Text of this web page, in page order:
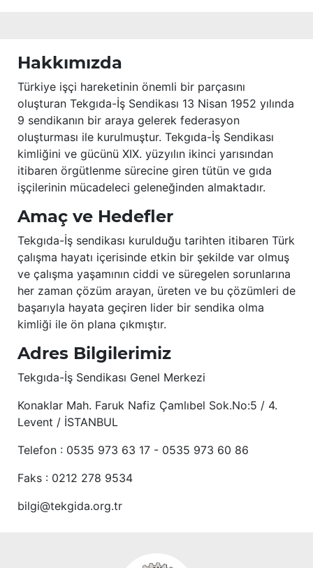
Hakkımızda
Türkiye işçi hareketinin önemli bir parçasını
oluşturan Tekgıda-İş Sendikası 13 Nisan 1952 yılında
9 sendikanın bir araya gelerek federasyon
oluşturması ile kurulmuştur. Tekgıda-İş Sendikası
kimliğini ve gücünü XIX. yüzyılın ikinci yarısından
itibaren örgütlenme sürecine giren tütün ve gıda
işçilerinin mücadeleci geleneğinden almaktadır.
Amaç ve Hedefler
Tekgıda-İş sendikası kurulduğu tarihten itibaren Türk
çalışma hayatı içerisinde etkin bir şekilde var olmuş
ve çalışma yaşamının ciddi ve süregelen sorunlarına
her zaman çözüm arayan, üreten ve bu çözümleri de
başarıyla hayata geçiren lider bir sendika olma
kimliği ile ön plana çıkmıştır.
Adres Bilgilerimiz
Tekgıda-İş Sendikası Genel Merkezi
Konaklar Mah. Faruk Nafiz Çamlıbel Sok.No:5 / 4.
Levent / İSTANBUL
Telefon : 0535 973 63 17 - 0535 973 60 86
Faks : 0212 278 9534
bilgi@tekgida.org.tr